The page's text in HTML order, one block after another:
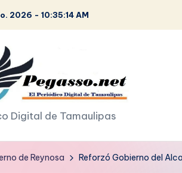
2026 - 10:35:16 AM
Digital de Tamaulipas
de Reynosa Reforzó Gobierno del